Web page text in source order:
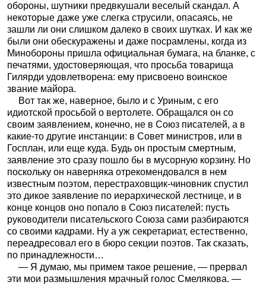
обороны, шутники предвкушали веселый скандал. А
некоторые даже уже слегка струсили, опасаясь, не
зашли ли они слишком далеко в своих шутках. И как же
были они обескуражены и даже посрамлены, когда из
Минобороны пришла официальная бумага, на бланке, с
печатями, удостоверяющая, что просьба товарища
Гилярди удовлетворена: ему присвоено воинское
звание майора.
Вот так же, наверное, было и с Уриным, с его
идиотской просьбой о вертолете. Обращался он со
своим заявлением, конечно, не в Союз писателей, а в
какие-то другие инстанции: в Совет министров, или в
Госплан, или еще куда. Будь он простым смертным,
заявление это сразу пошло бы в мусорную корзину. Но
поскольку он наверняка отрекомендовался в нем
известным поэтом, перестраховщик-чиновник спустил
это дикое заявление по иерархической лестнице, и в
конце концов оно попало в Союз писателей: пусть
руководители писательского Союза сами разбираются
со своими кадрами. Ну а уж секретариат, естественно,
переадресовал его в бюро секции поэтов. Так сказать,
по принадлежности…
— Я думаю, мы примем такое решение, — прервал
эти мои размышления мрачный голос Смелякова. —